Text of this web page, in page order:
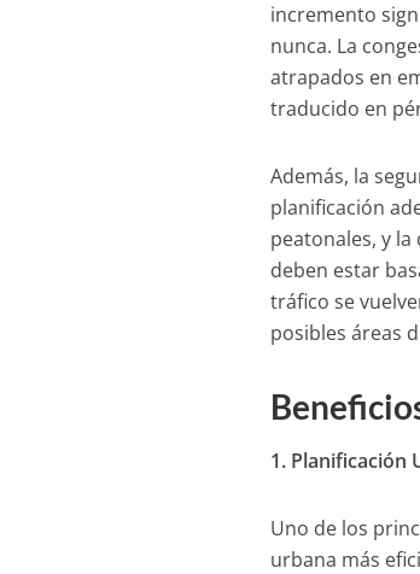
incremento
nunca. La
atrapados en
traducido en
Además, la
planificación
peatonales, y
deben estar
tráfico se
posibles áreas
1. Planificación
Uno de los
urbana más